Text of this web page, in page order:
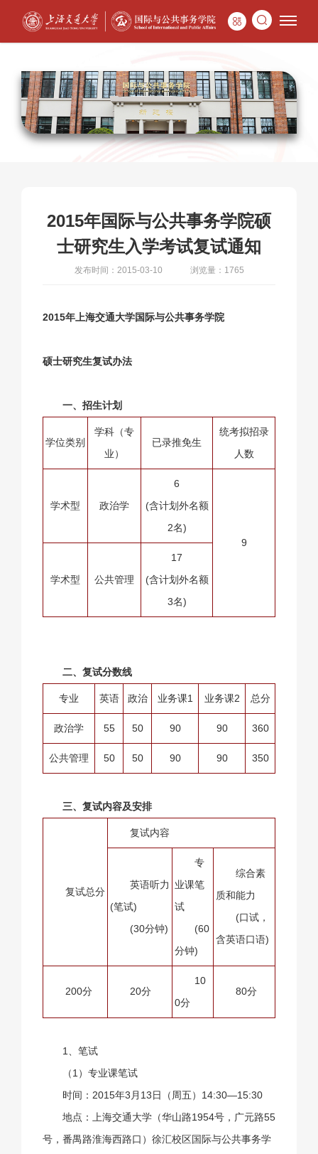
2015年国际与公共事务学院硕
士研究生入学考试复试通知
发布时间：2015-03-10 浏览量：1765
2015年上海交通大学国际与公共事务学院
硕士研究生复试办法
一、招生计划
学位类别
学科（专
业）
已录推免生
统考拟招录
人数
学术型 政治学
6
(含计划外名额
2名)
9
学术型 公共管理
17
(含计划外名额
3名)
二、复试分数线
专业 英语 政治 业务课1 业务课2 总分
政治学 55 50 90 90 360
公共管理 50 50 90 90 350
三、复试内容及安排
复试总分
复试内容
英语听力
(笔试)
(30分钟)
专
业课笔
试
(60
分钟)
综合素
质和能力
(口试，
含英语口语)
200分 20分
10
0分
80分
1、笔试
（1）专业课笔试
时间：2015年3月13日（周五）14:30—15:30
地点：上海交通大学（华山路1954号，广元路55
号，番禺路淮海西路口）徐汇校区国际与公共事务学